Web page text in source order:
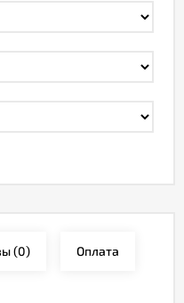
(0) Оплата